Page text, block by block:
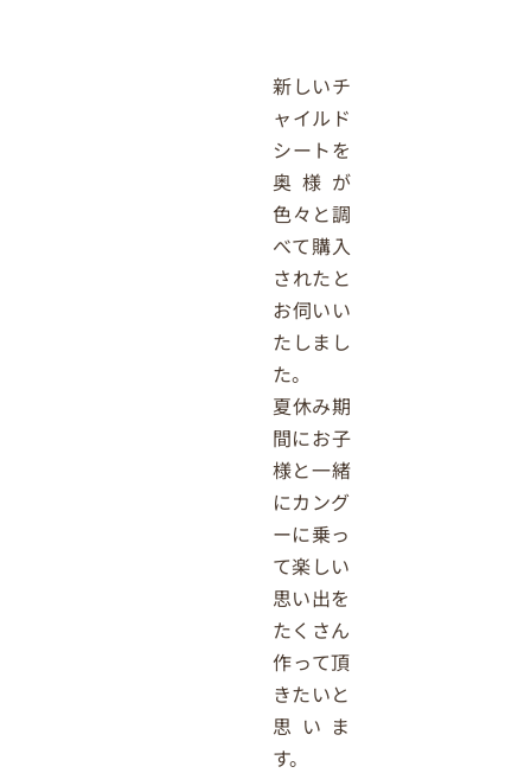
新しいチ
ャイルド
シートを
奥様が
色々と調
べて購入
されたと
お伺いい
たしまし
た。
夏休み期
間にお子
様と一緒
にカング
ーに乗っ
て楽しい
思い出を
たくさん
作って頂
きたいと
思いま
す。